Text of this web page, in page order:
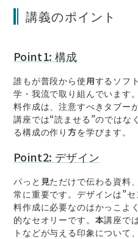
講義のポイント
Point1: 構成
誰もが普段から使用するソフ
学・我流で取り組んでいます
料作成は、注意すべきタブー
講座では“読ませる”のではな
る構成の作り方を学びます。
Point2: デザイン
パっと見ただけで伝わる資料
常に重要です。デザインは”
料作成に必要なのはかっこよ
的なセオリーです。本講座で
トなどが与える印象について